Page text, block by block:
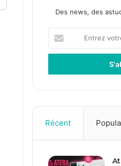
Des news, des
votre
adresse
Récent